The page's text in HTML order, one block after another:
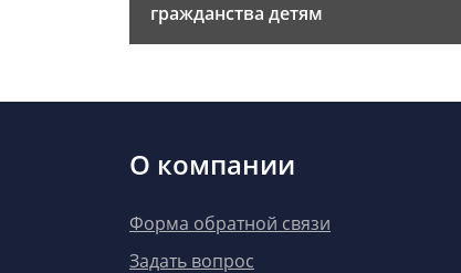
гражданства детям
О компании
Форма обратной связи
Задать вопрос